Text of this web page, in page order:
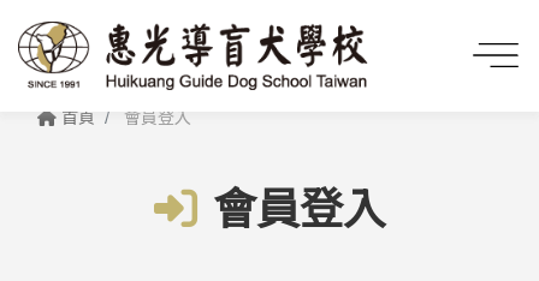
首頁 會員登入
會員登入